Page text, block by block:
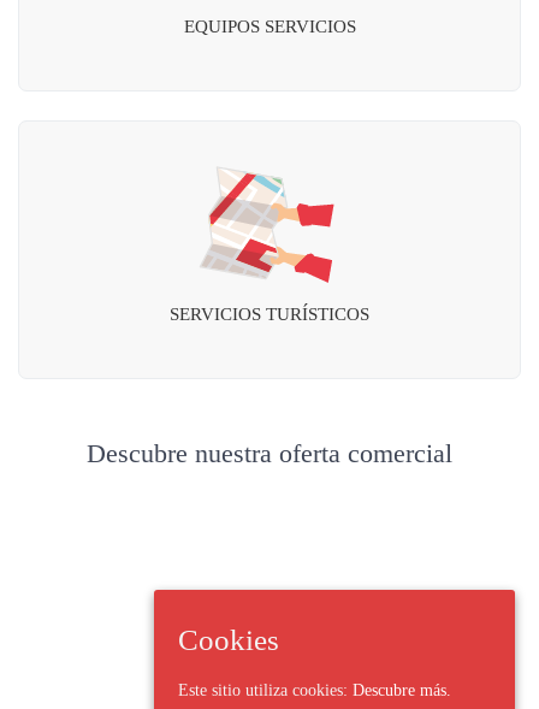
EQUIPOS SERVICIOS
SERVICIOS TURÍSTICOS
Descubre nuestra oferta comercial
Cookies
Este sitio utiliza cookies: Descubre más.